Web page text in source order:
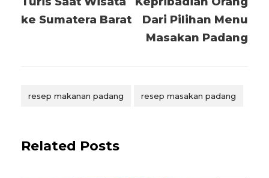
ke Sumatera Barat
Dari Pilihan Menu
Masakan Padang
resep makanan padang resep masakan padang
Related Posts